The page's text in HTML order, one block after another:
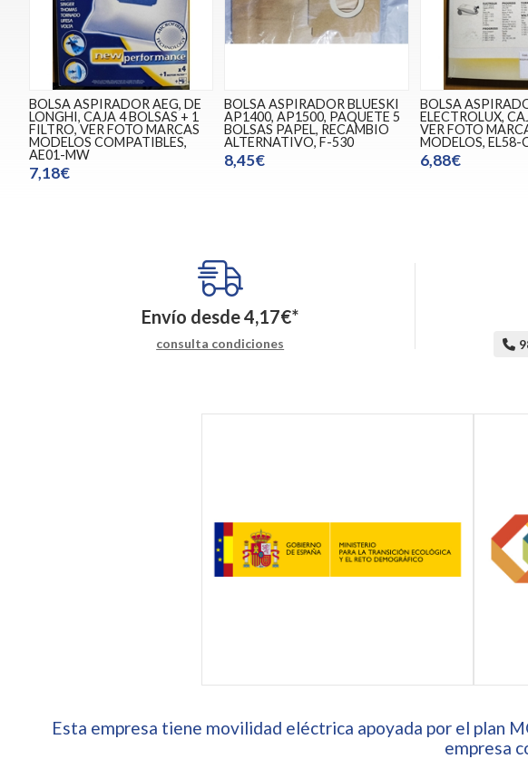
BOLSA ASPIRADOR AEG, DE
LONGHI, CAJA 4 BOLSAS + 1
FILTRO, VER FOTO MARCAS
MODELOS COMPATIBLES,
AE01-MW
7,18€
BOLSA ASPIRADOR BLUESKI
AP1400, AP1500, PAQUETE 5
BOLSAS PAPEL, RECAMBIO
ALTERNATIVO, F-530
8,45€
BOLSA
ELECTROLUX,
VER FOTO
MODELOS, EL58-
6,88€
Envío desde4,17€*
consulta condiciones
Esta empresa tiene movilidad eléctrica apoyada por el plan
empresa